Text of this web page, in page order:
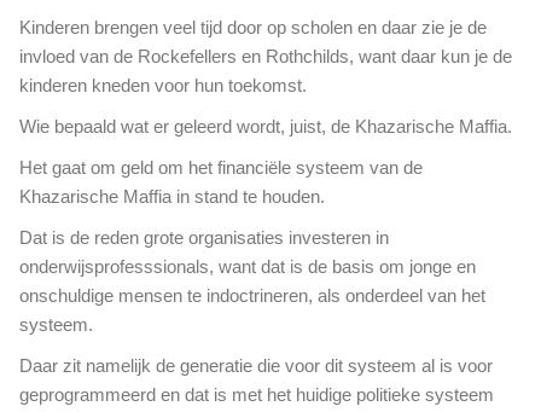
Kinderen brengen veel tijd door op scholen en daar zie je de
invloed van de Rockefellers en Rothchilds, want daar kun je de
kinderen kneden voor hun toekomst.
Wie bepaald wat er geleerd wordt, juist, de Khazarische Maffia.
Het gaat om geld om het financiële systeem van de
Khazarische Maffia in stand te houden.
Dat is de reden grote organisaties investeren in
onderwijsprofesssionals, want dat is de basis om jonge en
onschuldige mensen te indoctrineren, als onderdeel van het
systeem.
Daar zit namelijk de generatie die voor dit systeem al is voor
geprogrammeerd en dat is met het huidige politieke systeem